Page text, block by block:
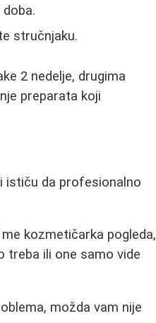
stručnjaku.
2 nedelje, drugima
preparata koji
ističu da profesionalno
kozmetičarka pogleda,
treba ili one samo vide
možda vam nije